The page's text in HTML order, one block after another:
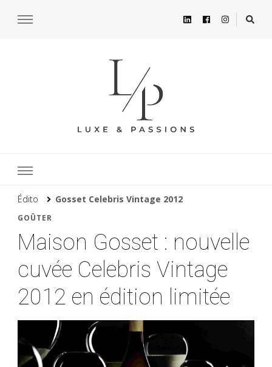
Édito Gosset Celebris Vintage 2012
GOÛTER
Maison Gosset : nouvelle
cuvée Celebris Vintage
2012 en édition limitée